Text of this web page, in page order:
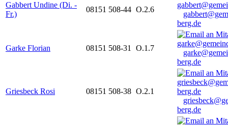
Gabbert Undine (Di. -
Fr.)
08151 508-44 O.2.6
berg.de
Garke Florian 08151 508-31 O.1.7
berg.de
Griesbeck Rosi 08151 508-38 O.2.1
berg.de